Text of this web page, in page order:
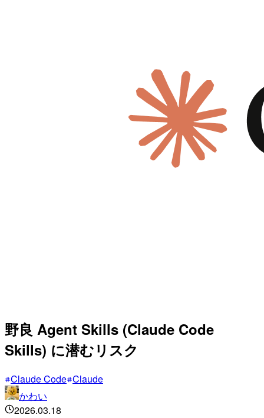
野良 Agent Skills (Claude Code
Skills) に潜むリスク
Claude Code Claude
かわい
2026.03.18